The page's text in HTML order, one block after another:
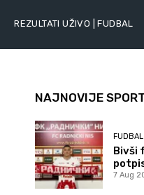
REZULTATI UŽIVO | FUDBAL
NAJNOVIJE
FUDBAL
Bivši
7 Aug